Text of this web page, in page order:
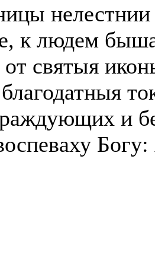
нелестнии
к людем
от святыя
и